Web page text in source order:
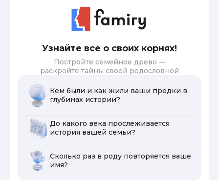
Узнайте все о своих корнях!
Постройте семейное древо —
раскройте тайны своей родословной
Кем были и как жили ваши предки в
глубинах истории?
До какого века прослеживается
история вашей семьи?
Сколько раз в роду повторяется ваше
имя?